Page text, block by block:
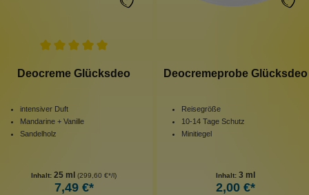
Deocreme Glücksdeo
intensiver Duft
Mandarine + Vanille
Sandelholz
Inhalt: 25 ml (299,60 €*/l)
7,49 €*
Deocremeprobe Glücksdeo
Reisegröße
10-14 Tage Schutz
Minitiegel
Inhalt: 3 ml
2,00 €*